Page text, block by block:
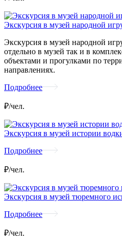
Экскурсия в музей народной
Экскурсия в музей народной
отдельно в музей так и в
объектами и прогулками по
направлениях.
Подробнее
₽/чел.
Экскурсия в музей истории
Подробнее
₽/чел.
Экскурсия в музей тюремного
Подробнее
₽/чел.